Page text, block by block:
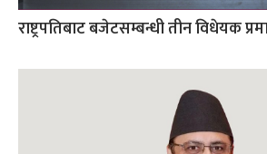
राष्ट्रपतिबाट बजेटसम्बन्धी तीन विधेयक